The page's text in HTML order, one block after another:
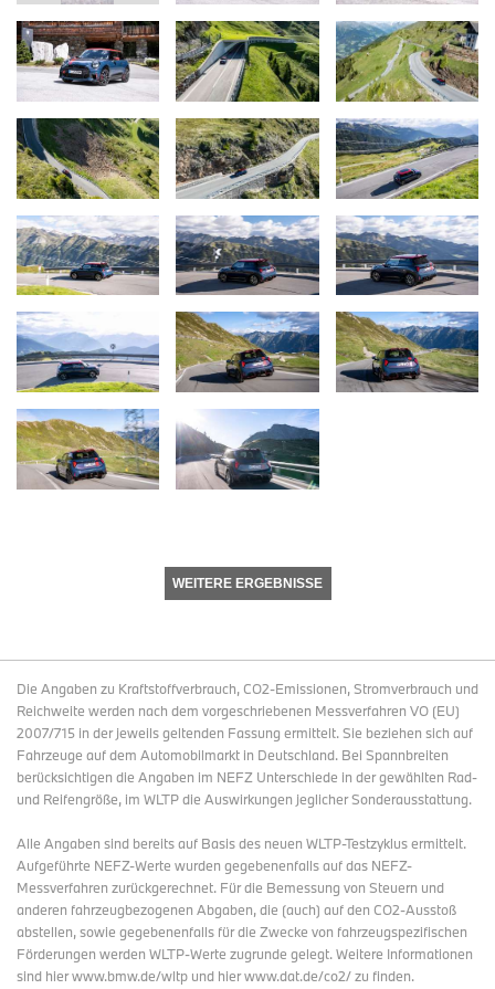
WEITERE ERGEBNISSE
Die Angaben zu Kraftstoffverbrauch, CO2-Emissionen, Stromverbrauch und
Reichweite werden nach dem vorgeschriebenen Messverfahren VO (EU)
2007/715 in der jeweils geltenden Fassung ermittelt. Sie beziehen sich auf
Fahrzeuge auf dem Automobilmarkt in Deutschland. Bei Spannbreiten
berücksichtigen die Angaben im NEFZ Unterschiede in der gewählten Rad-
und Reifengröße, im WLTP die Auswirkungen jeglicher Sonderausstattung.
Alle Angaben sind bereits auf Basis des neuen WLTP-Testzyklus ermittelt.
Aufgeführte NEFZ-Werte wurden gegebenenfalls auf das NEFZ-
Messverfahren zurückgerechnet. Für die Bemessung von Steuern und
anderen fahrzeugbezogenen Abgaben, die (auch) auf den CO2-Ausstoß
abstellen, sowie gegebenenfalls für die Zwecke von fahrzeugspezifischen
Förderungen werden WLTP-Werte zugrunde gelegt. Weitere Informationen
sind hier www.bmw.de/wltp und hier www.dat.de/co2/ zu finden.